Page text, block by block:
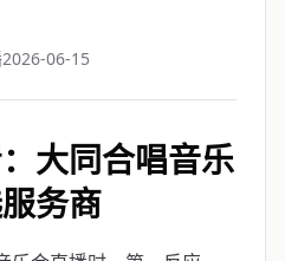
2026-06-15
大同合唱音乐
务商